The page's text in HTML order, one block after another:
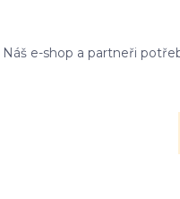
Náš e-shop a partneři